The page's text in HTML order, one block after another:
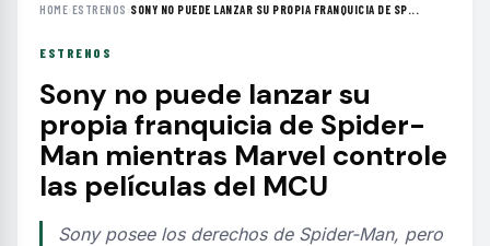
HOME›ESTRENOS ›SONY NO PUEDE LANZAR SU PROPIA FRANQUICIA DE SP...
ESTRENOS
Sony no puede lanzar su
propia franquicia de Spider-
Man mientras Marvel controle
las películas del MCU
Sony posee los derechos de Spider-Man, pero